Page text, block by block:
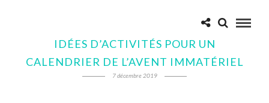
IDÉES D’ACTIVITÉS POUR UN
CALENDRIER DE L’AVENT IMMATÉRIEL
7 décembre 2019